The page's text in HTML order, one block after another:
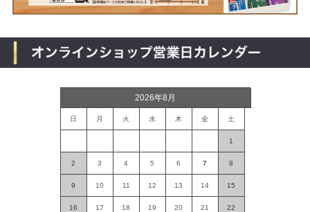
2026年8月
日 月 火 水 木 金 土
1
2 3 4 5 6 7 8
9 10 11 12 13 14 15
16 17 18 19 20 21 22